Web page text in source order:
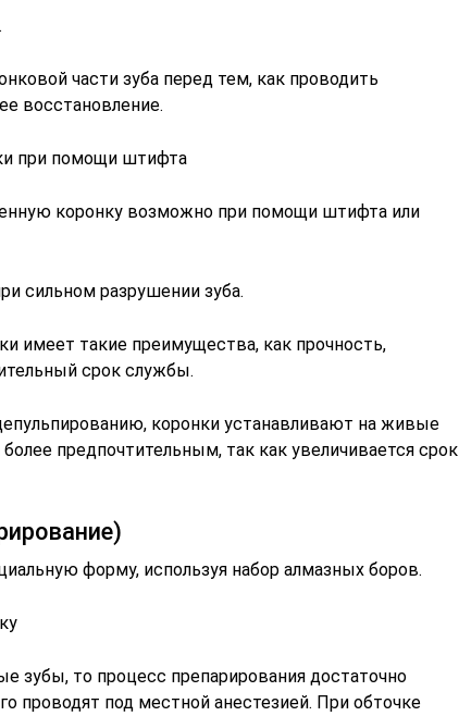
части зуба перед тем, как проводить
восстановление.
при помощи штифта
коронку возможно при помощи штифта или
сильном разрушении зуба.
имеет такие преимущества, как прочность,
срок службы.
коронки устанавливают на живые
предпочтительным, так как увеличивается срок
форму, используя набор алмазных боров.
зубы, то процесс препарирования достаточно
проводят под местной анестезией. При обточке